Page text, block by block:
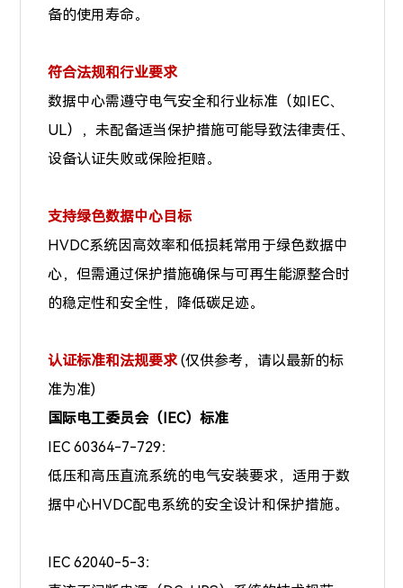
备的使用寿命。
符合法规和行业要求
数据中心需遵守电气安全和行业标准（如IEC、
UL），未配备适当保护措施可能导致法律责任、
设备认证失败或保险拒赔。
支持绿色数据中心目标
HVDC系统因高效率和低损耗常用于绿色数据中
心，但需通过保护措施确保与可再生能源整合时
的稳定性和安全性，降低碳足迹。
认证标准和法规要求(仅供参考，请以最新的标
准为准)
国际电工委员会（IEC）标准
IEC 60364-7-729：
低压和高压直流系统的电气安装要求，适用于数
据中心HVDC配电系统的安全设计和保护措施。
IEC 62040-5-3：